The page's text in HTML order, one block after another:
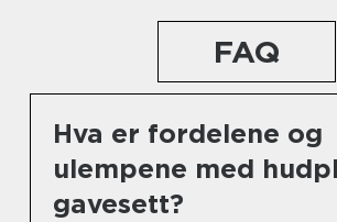
FAQ
Hva er fordelene og
ulempene med
gavesett?